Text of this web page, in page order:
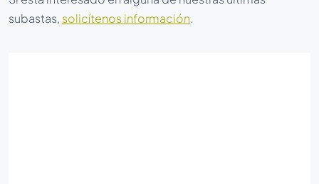
subastas, solicítenos información.